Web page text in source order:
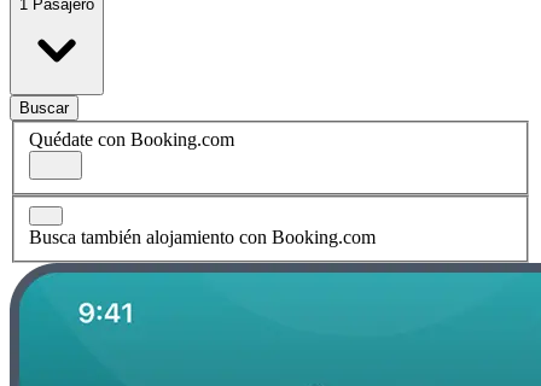
1 Pasajero
Buscar
Quédate con Booking.com
Busca también alojamiento con Booking.com